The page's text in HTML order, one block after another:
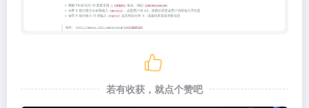
若有收获，就点个赞吧